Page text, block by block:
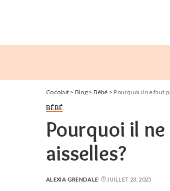
Cocolait > Blog> Bébé > Pourquoi il ne faut
BÉBÉ
Pourquoi il
aisselles?
POSTED
ALEXIA GRENDALE JUILLET 23, 2025